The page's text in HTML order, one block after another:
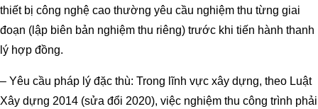
thiết bị công nghệ cao thường yêu cầu nghiệm thu từng giai
đoạn (lập biên bản nghiệm thu riêng) trước khi tiến hành thanh
lý hợp đồng.
– Yêu cầu pháp lý đặc thù: Trong lĩnh vực xây dựng, theo Luật
Xây dựng 2014 (sửa đổi 2020), việc nghiệm thu công trình phải